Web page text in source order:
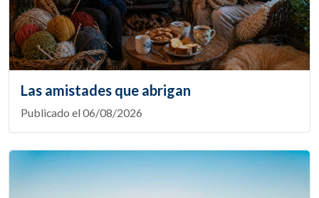
Las amistades que abrigan
Publicado el 06/08/2026